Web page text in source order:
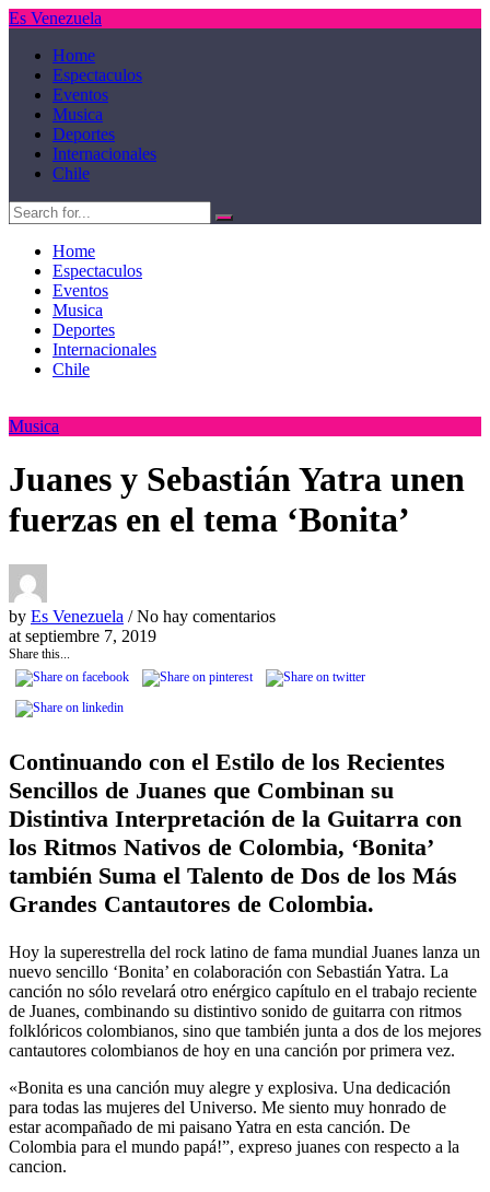
Es Venezuela
Home
Espectaculos
Eventos
Musica
Deportes
Internacionales
Chile
Home
Espectaculos
Eventos
Musica
Deportes
Internacionales
Chile
Musica
Juanes y Sebastián Yatra unen
fuerzas en el tema ‘Bonita’
by Es Venezuela / No hay comentarios
at septiembre 7, 2019
Share this...
Continuando con el Estilo de los Recientes
Sencillos de Juanes que Combinan su
Distintiva Interpretación de la Guitarra con
los Ritmos Nativos de Colombia, ‘Bonita’
también Suma el Talento de Dos de los Más
Grandes Cantautores de Colombia.
Hoy la superestrella del rock latino de fama mundial Juanes lanza un
nuevo sencillo ‘Bonita’ en colaboración con Sebastián Yatra. La
canción no sólo revelará otro enérgico capítulo en el trabajo reciente
de Juanes, combinando su distintivo sonido de guitarra con ritmos
folklóricos colombianos, sino que también junta a dos de los mejores
cantautores colombianos de hoy en una canción por primera vez.
«Bonita es una canción muy alegre y explosiva. Una dedicación
para todas las mujeres del Universo. Me siento muy honrado de
estar acompañado de mi paisano Yatra en esta canción. De
Colombia para el mundo papá!”, expreso juanes con respecto a la
cancion.